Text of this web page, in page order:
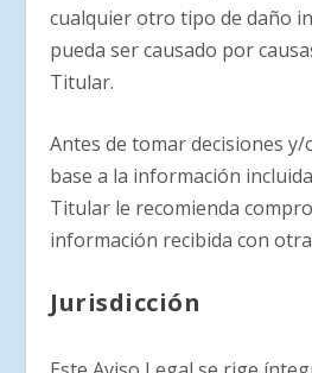
cualquier otro tipo de daño
pueda ser causado por
Titular.
Antes de tomar decisiones y/
base a la información
Titular le recomienda
información recibida con
Jurisdicción